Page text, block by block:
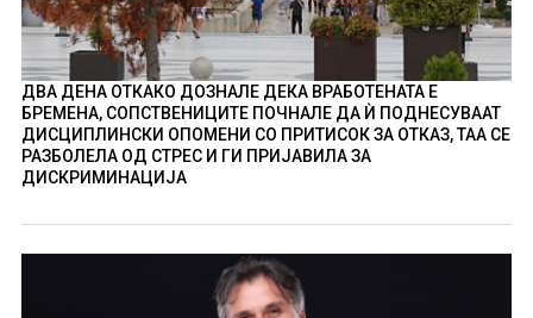
ДВА ДЕНА ОТКАКО ДОЗНАЛЕ ДЕКА ВРАБОТЕНАТА Е
БРЕМЕНА, СОПСТВЕНИЦИТЕ ПОЧНАЛЕ ДА Ѝ ПОДНЕСУВААТ
ДИСЦИПЛИНСКИ ОПОМЕНИ СО ПРИТИСОК ЗА ОТКАЗ, ТАА СЕ
РАЗБОЛЕЛА ОД СТРЕС И ГИ ПРИЈАВИЛА ЗА
ДИСКРИМИНАЦИЈА